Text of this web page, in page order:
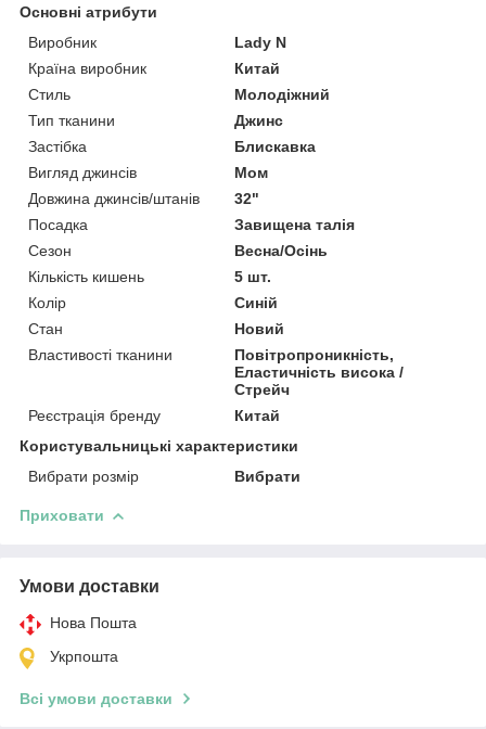
Основні атрибути
Виробник
Lady N
Країна виробник
Китай
Стиль
Молодіжний
Тип тканини
Джинс
Застібка
Блискавка
Вигляд джинсів
Мом
Довжина джинсів/штанів
32"
Посадка
Завищена талія
Сезон
Весна/Осінь
Кількість кишень
5 шт.
Колір
Синій
Стан
Новий
Властивості тканини
Повітропроникність,
Еластичність висока /
Стрейч
Реєстрація бренду
Китай
Користувальницькі характеристики
Вибрати розмір
Вибрати
Приховати
Умови доставки
Нова Пошта
Укрпошта
Всі умови доставки